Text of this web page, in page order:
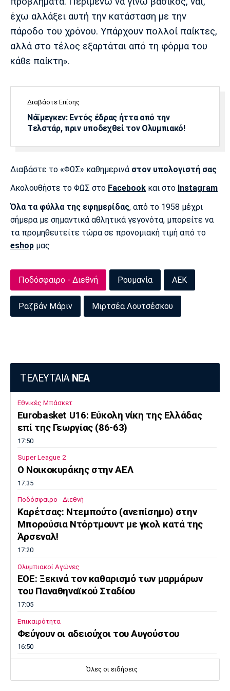
έχω αλλάξει αυτή την κατάσταση με την
πάροδο του χρόνου. Υπάρχουν πολλοί παίκτες,
αλλά στο τέλος εξαρτάται από τη φόρμα του
κάθε παίκτη».
Διαβάστε Επίσης
Νάϊμεγκεν: Εντός έδρας ήττα από την
Tελστάρ, πριν υποδεχθεί τον Ολυμπιακό!
Διαβάστε το «ΦΩΣ» καθημερινά στον υπολογιστή σας
Ακολουθήστε το ΦΩΣ στο Facebook και στο Instagram
Όλα τα φύλλα της εφημερίδας, από το 1958 μέχρι
σήμερα με σημαντικά αθλητικά γεγονότα, μπορείτε να
τα προμηθευτείτε τώρα σε προνομιακή τιμή από το
eshop μας
Ποδόσφαιρο - Διεθνή Ρουμανία ΑΕΚ
Ραζβάν Μάριν Μιρτσέα Λουτσέσκου
ΤΕΛΕΥΤΑΙΑ ΝΕΑ
Εθνικές Μπάσκετ
Eurobasket U16: Εύκολη νίκη της Ελλάδας
επί της Γεωργίας (86-63)
17:50
Super League 2
O Noικοκυράκης στην ΑΕΛ
17:35
Ποδόσφαιρο - Διεθνή
Kαρέτσας: Ντεμπούτο (ανεπίσημο) στην
Μπορούσια Ντόρτμουντ με γκολ κατά της
Άρσεναλ!
17:20
Ολυμπιακοί Αγώνες
EOE: Ξεκινά τον καθαρισμό των μαρμάρων
του Παναθηναϊκού Σταδίου
17:05
Επικαιρότητα
Φεύγουν οι αδειούχοι του Αυγούστου
16:50
Oλυμπιακός: Αμετακίνητος στα 3 εκατ. ευρώ
Όλες οι ειδήσεις